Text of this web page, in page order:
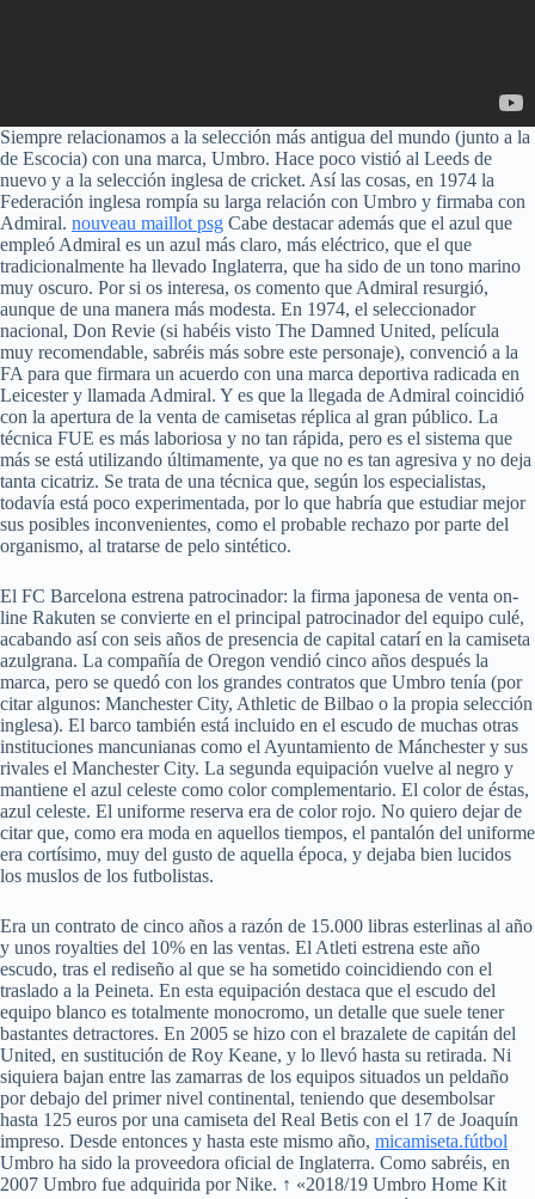
Siempre relacionamos a la selección más antigua del mundo (junto a la
de Escocia) con una marca, Umbro. Hace poco vistió al Leeds de
nuevo y a la selección inglesa de cricket. Así las cosas, en 1974 la
Federación inglesa rompía su larga relación con Umbro y firmaba con
Admiral. nouveau maillot psg Cabe destacar además que el azul que
empleó Admiral es un azul más claro, más eléctrico, que el que
tradicionalmente ha llevado Inglaterra, que ha sido de un tono marino
muy oscuro. Por si os interesa, os comento que Admiral resurgió,
aunque de una manera más modesta. En 1974, el seleccionador
nacional, Don Revie (si habéis visto The Damned United, película
muy recomendable, sabréis más sobre este personaje), convenció a la
FA para que firmara un acuerdo con una marca deportiva radicada en
Leicester y llamada Admiral. Y es que la llegada de Admiral coincidió
con la apertura de la venta de camisetas réplica al gran público. La
técnica FUE es más laboriosa y no tan rápida, pero es el sistema que
más se está utilizando últimamente, ya que no es tan agresiva y no deja
tanta cicatriz. Se trata de una técnica que, según los especialistas,
todavía está poco experimentada, por lo que habría que estudiar mejor
sus posibles inconvenientes, como el probable rechazo por parte del
organismo, al tratarse de pelo sintético.
El FC Barcelona estrena patrocinador: la firma japonesa de venta on-
line Rakuten se convierte en el principal patrocinador del equipo culé,
acabando así con seis años de presencia de capital catarí en la camiseta
azulgrana. La compañía de Oregon vendió cinco años después la
marca, pero se quedó con los grandes contratos que Umbro tenía (por
citar algunos: Manchester City, Athletic de Bilbao o la propia selección
inglesa). El barco también está incluido en el escudo de muchas otras
instituciones mancunianas como el Ayuntamiento de Mánchester y sus
rivales el Manchester City. La segunda equipación vuelve al negro y
mantiene el azul celeste como color complementario. El color de éstas,
azul celeste. El uniforme reserva era de color rojo. No quiero dejar de
citar que, como era moda en aquellos tiempos, el pantalón del uniforme
era cortísimo, muy del gusto de aquella época, y dejaba bien lucidos
los muslos de los futbolistas.
Era un contrato de cinco años a razón de 15.000 libras esterlinas al año
y unos royalties del 10% en las ventas. El Atleti estrena este año
escudo, tras el rediseño al que se ha sometido coincidiendo con el
traslado a la Peineta. En esta equipación destaca que el escudo del
equipo blanco es totalmente monocromo, un detalle que suele tener
bastantes detractores. En 2005 se hizo con el brazalete de capitán del
United, en sustitución de Roy Keane, y lo llevó hasta su retirada. Ni
siquiera bajan entre las zamarras de los equipos situados un peldaño
por debajo del primer nivel continental, teniendo que desembolsar
hasta 125 euros por una camiseta del Real Betis con el 17 de Joaquín
impreso. Desde entonces y hasta este mismo año, micamiseta.fútbol
Umbro ha sido la proveedora oficial de Inglaterra. Como sabréis, en
2007 Umbro fue adquirida por Nike. ↑ «2018/19 Umbro Home Kit